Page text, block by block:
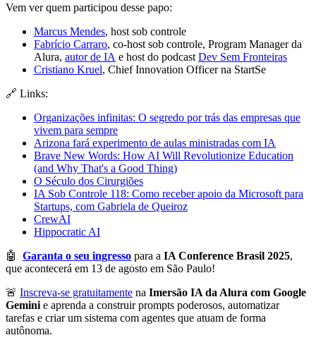
Vem ver quem participou desse papo:
Marcus Mendes, host sob controle
Fabrício Carraro, co-host sob controle, Program Manager da
Alura, autor de IA e host do podcast Dev Sem Fronteiras
Cristiano Kruel, Chief Innovation Officer na StartSe
🔗 Links:
Organizações infinitas: O segredo por trás das empresas que
vivem para sempre
Arizona fará experimento de aulas ministradas com IA
Brave New Words: How AI Will Revolutionize Education
(and Why That's a Good Thing)
O Século dos Cirurgiões
IA Sob Controle 118: Como receber apoio da Microsoft para
Startups, com Gabriela de Queiroz
CrewAI
Hippocratic AI
🤖 Garanta o seu ingresso para a IA Conference Brasil 2025,
que acontecerá em 13 de agosto em São Paulo!
🚨 Inscreva-se gratuitamente na Imersão IA da Alura com Google
Gemini e aprenda a construir prompts poderosos, automatizar
tarefas e criar um sistema com agentes que atuam de forma
autônoma.